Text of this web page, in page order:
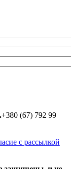
+380 (67) 792 99
с рассылкой